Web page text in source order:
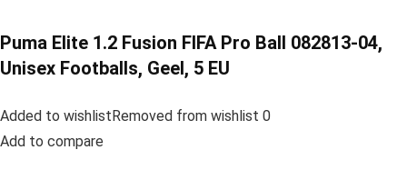
Puma Elite 1.2 Fusion FIFA Pro Ball 082813-04,
Unisex Footballs, Geel, 5 EU
Added to wishlistRemoved from wishlist 0
Add to compare